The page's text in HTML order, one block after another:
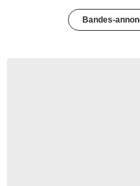
Bandes-